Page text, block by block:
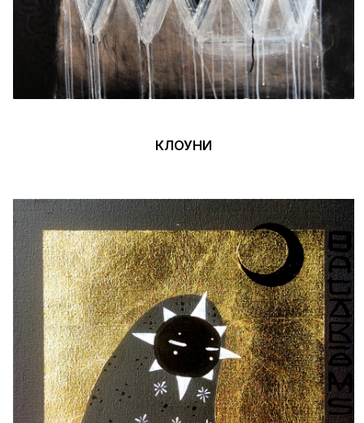
КЛОУНИ